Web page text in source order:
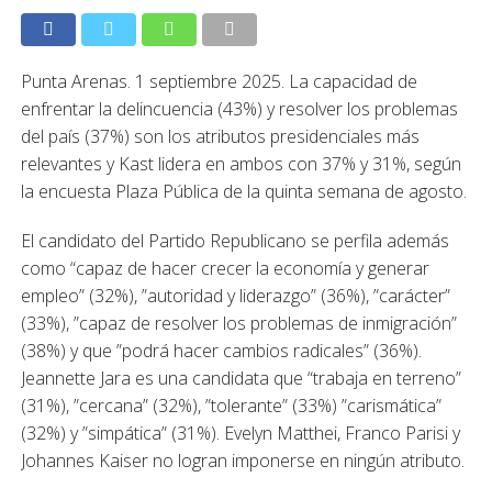
Punta Arenas. 1 septiembre 2025. La capacidad de
enfrentar la delincuencia (43%) y resolver los problemas
del país (37%) son los atributos presidenciales más
relevantes y Kast lidera en ambos con 37% y 31%, según
la encuesta Plaza Pública de la quinta semana de agosto.
El candidato del Partido Republicano se perfila además
como “capaz de hacer crecer la economía y generar
empleo” (32%), ”autoridad y liderazgo” (36%), ”carácter”
(33%), ”capaz de resolver los problemas de inmigración”
(38%) y que ”podrá hacer cambios radicales” (36%).
Jeannette Jara es una candidata que “trabaja en terreno”
(31%), ”cercana” (32%), ”tolerante” (33%) ”carismática”
(32%) y ”simpática” (31%). Evelyn Matthei, Franco Parisi y
Johannes Kaiser no logran imponerse en ningún atributo.